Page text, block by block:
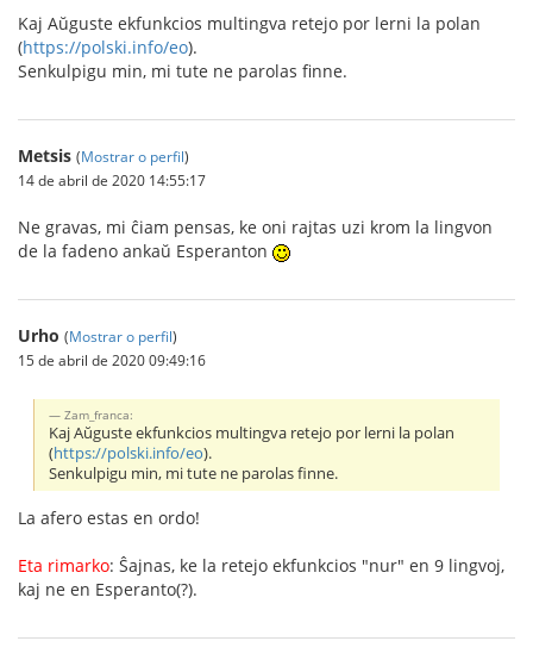
Kaj Aŭguste ekfunkcios multingva retejo por lerni la polan
(https://polski.info/eo).
Senkulpigu min, mi tute ne parolas finne.
Metsis (Mostrar o perfil)
14 de abril de 2020 14:55:17
Ne gravas, mi ĉiam pensas, ke oni rajtas uzi krom la lingvon
de la fadeno ankaŭ Esperanton
Urho (Mostrar o perfil)
15 de abril de 2020 09:49:16
Zam_franca:
Kaj Aŭguste ekfunkcios multingva retejo por lerni la polan
(https://polski.info/eo).
Senkulpigu min, mi tute ne parolas finne.
La afero estas en ordo!
Eta rimarko: Ŝajnas, ke la retejo ekfunkcios "nur" en 9 lingvoj,
kaj ne en Esperanto(?).